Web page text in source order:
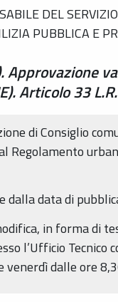
DEL
PUBBLICA E
Approvazione
Articolo 33
di Consiglio
dalla data di
in forma di
l’Ufficio Tecnico
venerdì dalle ore